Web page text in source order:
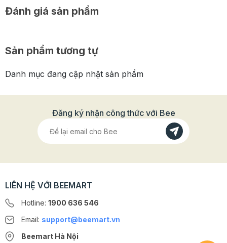
Đánh giá sản phẩm
Sản phẩm tương tự
Danh mục đang cập nhật sản phẩm
Đăng ký nhận công thức với Bee
LIÊN HỆ VỚI BEEMART
Hotline: 1900 636 546
Email: support@beemart.vn
Beemart Hà Nội